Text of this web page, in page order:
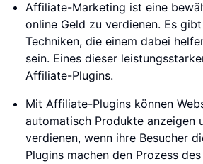
Affiliate-Marketing ist eine
online Geld zu verdienen. Es
Techniken, die einem dabei
sein. Eines dieser
Affiliate-Plugins.
Mit Affiliate-Plugins können
automatisch Produkte anzeigen
verdienen, wenn ihre Besucher
Plugins machen den Prozess